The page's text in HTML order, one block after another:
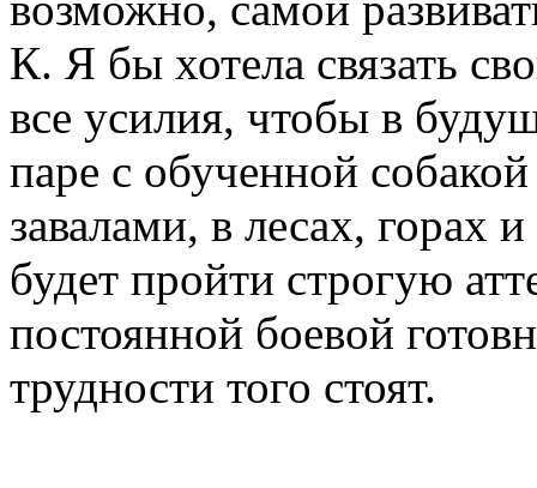
К. Я бы хотела связать
все усилия, чтобы в
паре с обученной
завалами, в лесах,
будет пройти строгую
постоянной боевой
трудности того стоят.